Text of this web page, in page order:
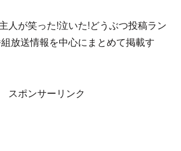
人が笑った!泣いた!どうぶつ投稿ラン
放送情報を中心にまとめて掲載す
スポンサーリンク